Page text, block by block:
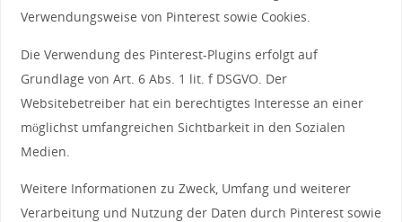
Verwendungsweise von Pinterest sowie Cookies.
Die Verwendung des Pinterest-Plugins erfolgt auf
Grundlage von Art. 6 Abs. 1 lit. f DSGVO. Der
Websitebetreiber hat ein berechtigtes Interesse an einer
möglichst umfangreichen Sichtbarkeit in den Sozialen
Medien.
Weitere Informationen zu Zweck, Umfang und weiterer
Verarbeitung und Nutzung der Daten durch Pinterest sowie